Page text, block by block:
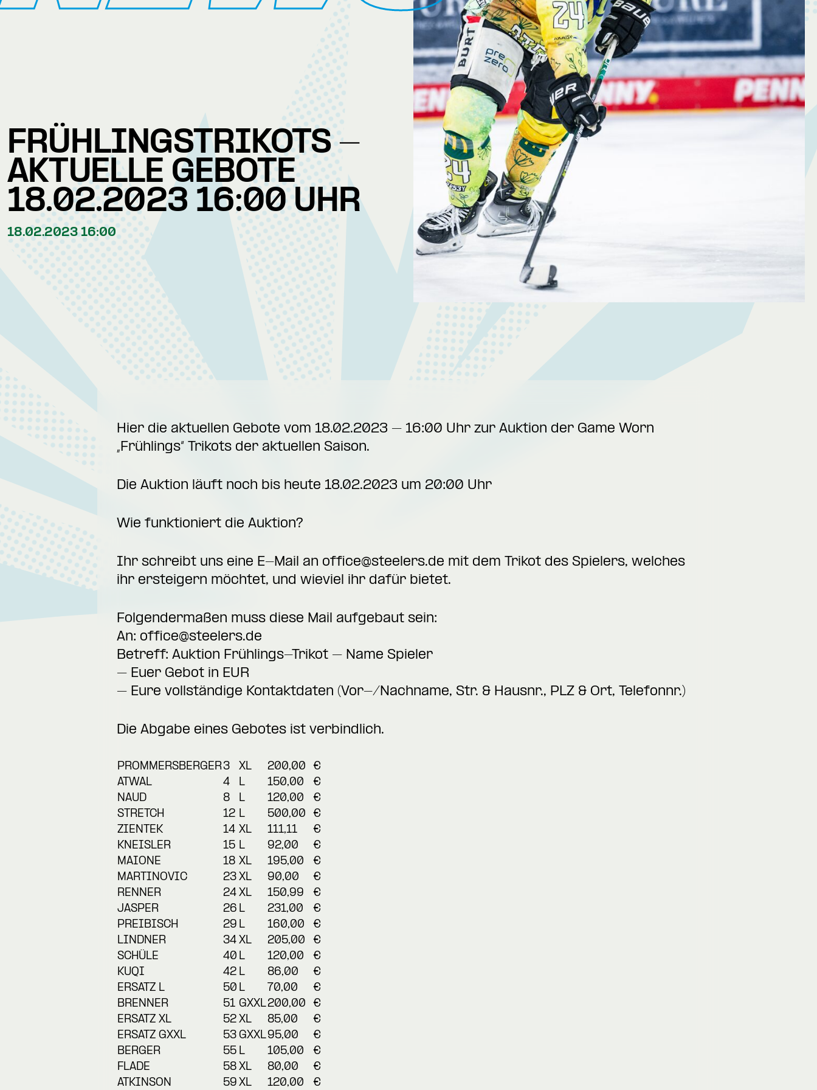
FRÜHLINGSTRIKOTS -
AKTUELLE GEBOTE
18.02.2023 16:00 UHR
18.02.2023 16:00
Hier die aktuellen Gebote vom 18.02.2023 – 16:00 Uhr zur Auktion der Game Worn
„Frühlings“ Trikots der aktuellen Saison.
Die Auktion läuft noch bis heute 18.02.2023 um 20:00 Uhr
Wie funktioniert die Auktion?
Ihr schreibt uns eine E-Mail an office@steelers.de mit dem Trikot des Spielers, welches
ihr ersteigern möchtet, und wieviel ihr dafür bietet.
Folgendermaßen muss diese Mail aufgebaut sein:
An: office@steelers.de
Betreff: Auktion Frühlings-Trikot – Name Spieler
– Euer Gebot in EUR
– Eure vollständige Kontaktdaten (Vor-/Nachname, Str. & Hausnr., PLZ & Ort, Telefonnr.)
Die Abgabe eines Gebotes ist verbindlich.
PROMMERSBERGER3 XL 200,00
€
ATWAL
4 L 150,00
€
NAUD
8 L 120,00
€
STRETCH
12 L 500,00
€
ZIENTEK
14 XL 111,11
€
KNEISLER
15 L 92,00
€
MAIONE
18 XL 195,00
€
MARTINOVIC
23 XL 90,00
€
RENNER
24 XL 150,99
€
JASPER
26 L 231,00
€
PREIBISCH
29 L 160,00
€
LINDNER
34 XL 205,00
€
SCHÜLE
40 L 120,00
€
KUQI
42 L 86,00
€
ERSATZ L
50 L 70,00
€
BRENNER
51 GXXL200,00
€
ERSATZ XL
52 XL 85,00
€
ERSATZ GXXL
53 GXXL95,00
€
BERGER
55 L 105,00
€
FLADE
58 XL 80,00
€
ATKINSON
59 XL 120,00
€